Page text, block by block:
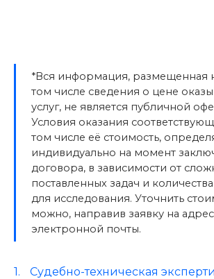
*Вся информация, размещенная
том числе сведения о цене
услуг, не является публичной
Условия оказания
том числе её стоимость,
индивидуально на момент
договора, в зависимости от
поставленных задач и
для исследования. Уточнить
можно, направив заявку на адрес
электронной почты.
Судебно-техническая